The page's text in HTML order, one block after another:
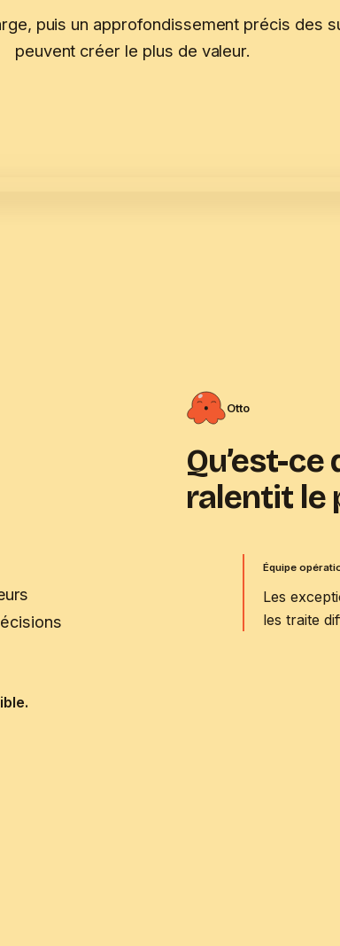
puis un approfondissement précis des
peuvent créer le plus de valeur.
Otto
Qu’est-
ralentit le
Équipe
Les
les traite